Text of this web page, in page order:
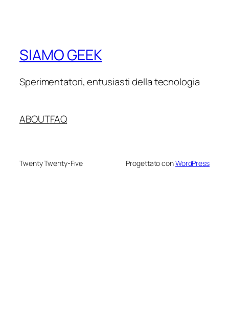
SIAMO GEEK
Sperimentatori, entusiasti della tecnologia
ABOUTFAQ
Twenty Twenty-Five Progettato conWordPress